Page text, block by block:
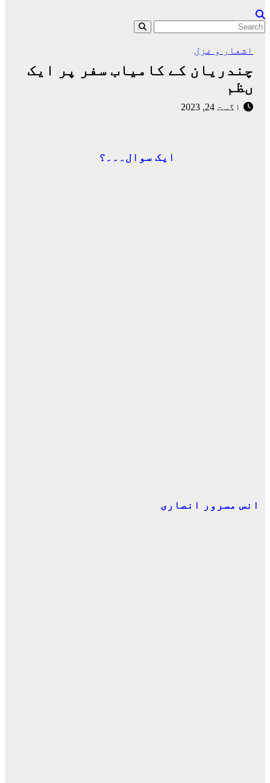
اشعار و غزل
چندریان کے کامیاب سفر پر ایک
ںظم
اگست 24, 2023
ایک سوال۔۔۔؟
انس مسرور انصاری